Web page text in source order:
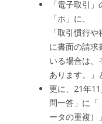
「電子取引
「ホ」に、
「取引慣行
に書面の請求
いる場合は、
あります。」
更に、21年
問一答」に「
ータの重複）